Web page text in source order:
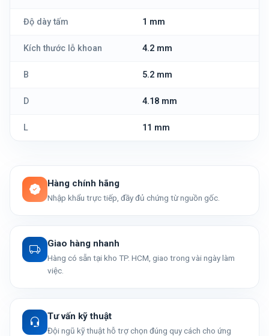
Độ dày tấm 1 mm
Kích thước lỗ khoan 4.2 mm
B 5.2 mm
D 4.18 mm
L 11 mm
Hàng chính hãng
Nhập khẩu trực tiếp, đầy đủ chứng từ nguồn gốc.
Giao hàng nhanh
Hàng có sẵn tại kho TP. HCM, giao trong vài ngày làm
việc.
Tư vấn kỹ thuật
Đội ngũ kỹ thuật hỗ trợ chọn đúng quy cách cho ứng